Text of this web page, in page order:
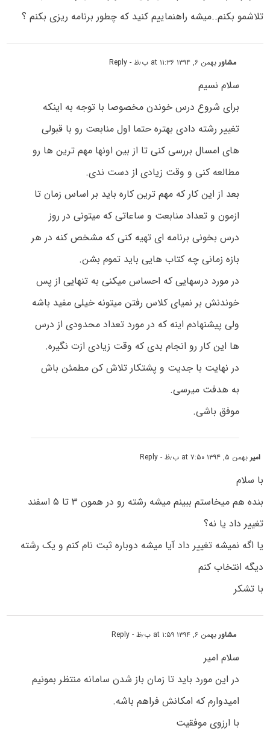
تلاشمو بکنم..میشه راهنماییم کنید که چطور برنامه ریزی بکنم ؟
مشاوربهمن ۶, ۱۳۹۴ at ۱۱:۳۶ ب٫ظ - Reply
سلام نسیم
برای شروع درس خوندن مخصوصا با توجه به اینکه
تغییر رشته دادی بهتره حتما اول منابعت رو با قبولی
های امسال بررسی کنی تا از بین اونها مهم ترین ها رو
مطالعه کنی و وقت زیادی از دست ندی.
بعد از این کار که مهم ترین کاره باید بر اساس زمان تا
ازمون و تعداد منابعت و ساعاتی که میتونی در روز
درس بخونی برنامه ای تهیه کنی که مشخص کنه در هر
بازه زمانی چه کتاب هایی باید تموم بشن.
در مورد درسهایی که احساس میکنی به تنهایی از پس
خوندنش بر نمیای کلاس رفتن میتونه خیلی مفید باشه
ولی پیشنهادم اینه که در مورد تعداد محدودی از درس
ها این کار رو انجام بدی که وقت زیادی ازت نگیره.
در نهایت با جدیت و پشتکار تلاش کن مطمئن باش
به هدفت میرسی.
موفق باشی.
امیربهمن ۵, ۱۳۹۴ at ۷:۵۰ ب٫ظ - Reply
با سلام
بنده هم میخاستم ببینم میشه رشته رو در همون ۳ تا ۵ اسفند
تغییر داد یا نه؟
یا اگه نمیشه تغییر داد آیا میشه دوباره ثبت نام کنم و یک رشته
دیگه انتخاب کنم
با تشکر
مشاوربهمن ۶, ۱۳۹۴ at ۱:۵۹ ب٫ظ - Reply
سلام امیر
در این مورد باید تا زمان باز شدن سامانه منتظر بمونیم
امیدوارم که امکانش فراهم باشه.
با ارزوی موفقیت